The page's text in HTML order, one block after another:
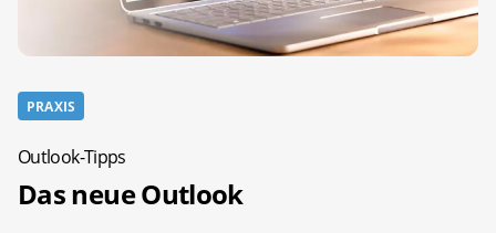
PRAXIS
Outlook-Tipps
Das neue Outlook